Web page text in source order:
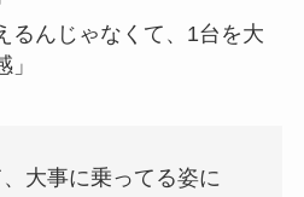
るんじゃなくて、1台を大
大事に乗ってる姿に